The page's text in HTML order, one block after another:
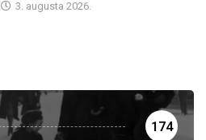
3. augusta 2026.
174